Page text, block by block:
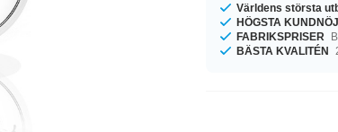
Världens största
HÖGSTA
FABRIKSPRISER
BÄSTA KVALITÉN